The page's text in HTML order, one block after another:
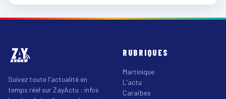
Suivez toute l'actualité en
temps réel sur ZayActu : infos
RUBRIQUES
Martinique
L'actu
Caraïbes